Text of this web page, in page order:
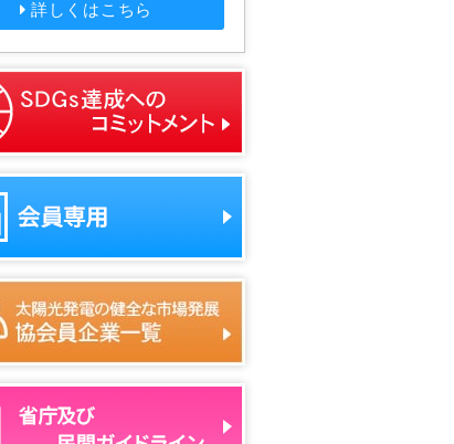
詳しくはこちら